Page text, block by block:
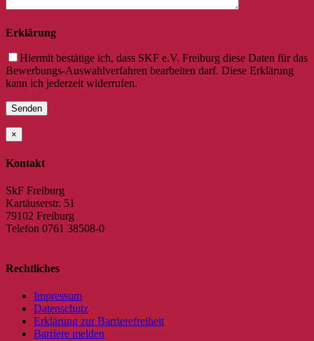
Erklärung
Hiermit bestätige ich, dass SKF e.V. Freiburg diese Daten für das
Bewerbungs-Auswahlverfahren bearbeiten darf. Diese Erklärung
kann ich jederzeit widerrufen.
×
Kontakt
SkF Freiburg
Kartäuserstr. 51
79102 Freiburg
Telefon 0761 38508-0
Rechtliches
Impressum
Datenschutz
Erklärung zur Barrierefreiheit
Barriere melden